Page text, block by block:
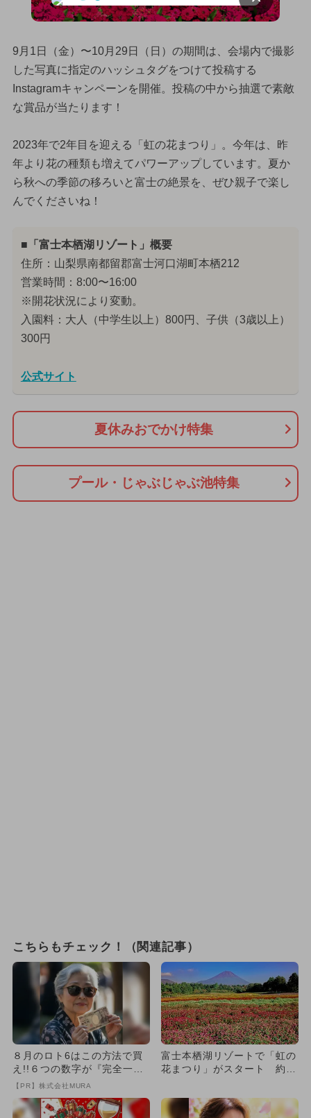
9月1日（金）〜10月29日（日）の期間は、会場内で撮影
した写真に指定のハッシュタグをつけて投稿する
Instagramキャンペーンを開催。投稿の中から抽選で素敵
な賞品が当たります！
2023年で2年目を迎える「虹の花まつり」。今年は、昨
年より花の種類も増えてパワーアップしています。夏か
ら秋への季節の移ろいと富士の絶景を、ぜひ親子で楽し
んでくださいね！
■「富士本栖湖リゾート」概要
住所：山梨県南都留郡富士河口湖町本栖212
営業時間：8:00〜16:00
※開花状況により変動。
入園料：大人（中学生以上）800円、子供（3歳以上）
300円
公式サイト
夏休みおでかけ特集
プール・じゃぶじゃぶ池特集
こちらもチェック！（関連記事）
８月のロト6はこの方法で買
え!!６つの数字が『完全一
致』する方法
【PR】株式会社MURA
富士本栖湖リゾートで「虹の
花まつり」がスタート 約8